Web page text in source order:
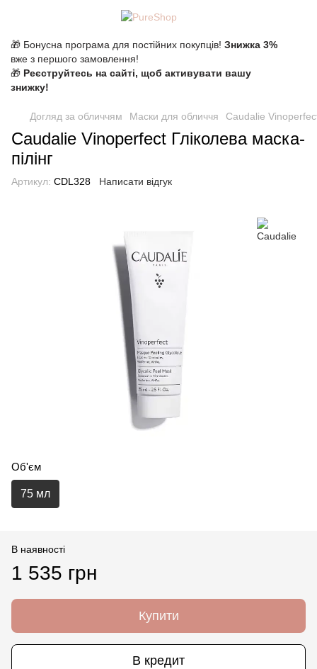
🎁 Бонусна програма для постійних покупців! Знижка 3%
вже з першого замовлення!
🎁 Реєструйтесь на сайті, щоб активувати вашу
знижку!
Догляд за обличчям Маски для обличчя Caudalie Vinoperfect
Caudalie Vinoperfect Гліколева маска-
пілінг
Артикул: CDL328 Написати відгук
Об'єм
75 мл
В наявності
1 535 грн
Купити
В кредит